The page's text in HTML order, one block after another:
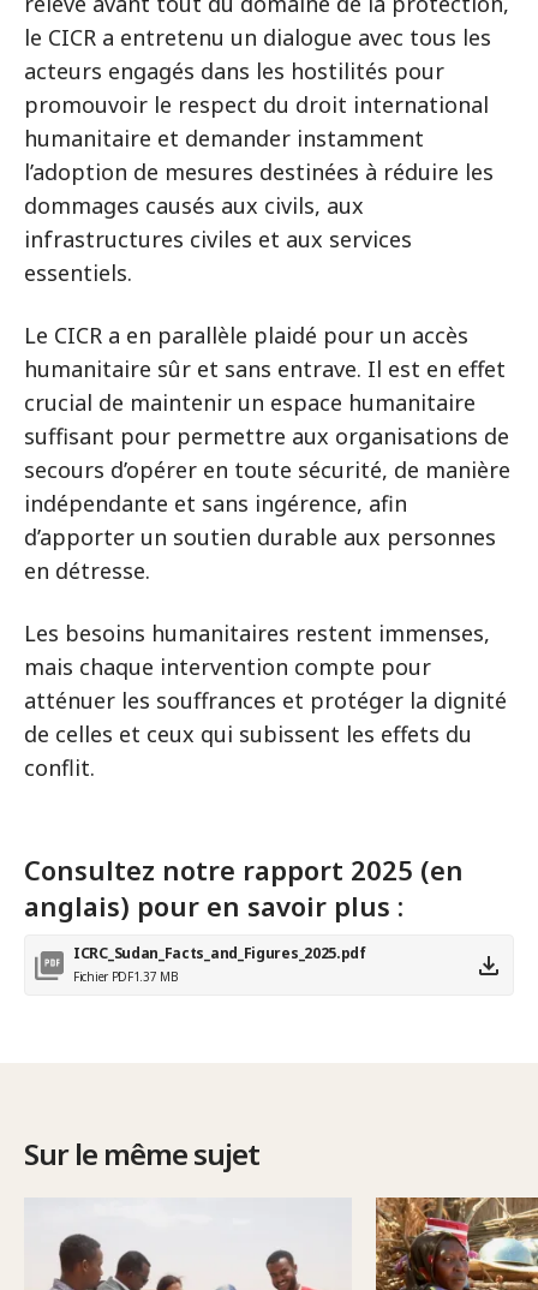
le CICR a entretenu un dialogue avec tous les
acteurs engagés dans les hostilités pour
promouvoir le respect du droit international
humanitaire et demander instamment
l’adoption de mesures destinées à réduire les
dommages causés aux civils, aux
infrastructures civiles et aux services
essentiels.
Le CICR a en parallèle plaidé pour un accès
humanitaire sûr et sans entrave. Il est en effet
crucial de maintenir un espace humanitaire
suffisant pour permettre aux organisations de
secours d’opérer en toute sécurité, de manière
indépendante et sans ingérence, afin
d’apporter un soutien durable aux personnes
en détresse.
Les besoins humanitaires restent immenses,
mais chaque intervention compte pour
atténuer les souffrances et protéger la dignité
de celles et ceux qui subissent les effets du
conflit.
Consultez notre rapport 2025 (en
anglais) pour en savoir plus :
ICRC_Sudan_Facts_and_Figures_2025.pdf
Fichier PDF1.37 MB
Sur le même sujet